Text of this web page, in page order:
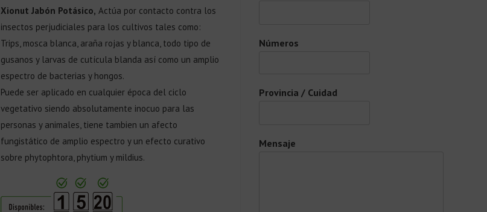
Xionut Jabón Potásico, Actúa por contacto contra los
insectos perjudiciales para los cultivos tales como:
Trips, mosca blanca, araña rojas y blanca, todo tipo de
gusanos y larvas de cutícula blanda así como un amplio
espectro de bacterias y hongos.
Puede ser aplicado en cualquier época del ciclo
vegetativo siendo absolutamente inocuo para las
personas y animales, tiene tambien un afecto
fungistático de amplio espectro y un efecto curativo
sobre phytophtora, phytium y mildius.
Números
Provincia / Cuidad
Mensaje